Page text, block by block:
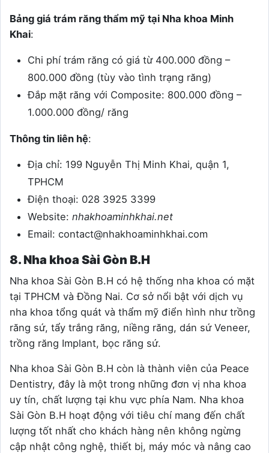
Bảng giá trám răng thẩm mỹ tại Nha khoa Minh
Khai:
Chi phí trám răng có giá từ 400.000 đồng –
800.000 đồng (tùy vào tình trạng răng)
Đắp mặt răng với Composite: 800.000 đồng –
1.000.000 đồng/ răng
Thông tin liên hệ:
Địa chỉ: 199 Nguyễn Thị Minh Khai, quận 1,
TPHCM
Điện thoại: 028 3925 3399
Website: nhakhoaminhkhai.net
Email: contact@nhakhoaminhkhai.com
8. Nha khoa Sài Gòn B.H
Nha khoa Sài Gòn B.H có hệ thống nha khoa có mặt
tại TPHCM và Đồng Nai. Cơ sở nổi bật với dịch vụ
nha khoa tổng quát và thẩm mỹ điển hình như trồng
răng sứ, tẩy trắng răng, niềng răng, dán sứ Veneer,
trồng răng Implant, bọc răng sứ.
Nha khoa Sài Gòn B.H còn là thành viên của Peace
Dentistry, đây là một trong những đơn vị nha khoa
uy tín, chất lượng tại khu vực phía Nam. Nha khoa
Sài Gòn B.H hoạt động với tiêu chí mang đến chất
lượng tốt nhất cho khách hàng nên không ngừng
cập nhật công nghệ, thiết bị, máy móc và nâng cao